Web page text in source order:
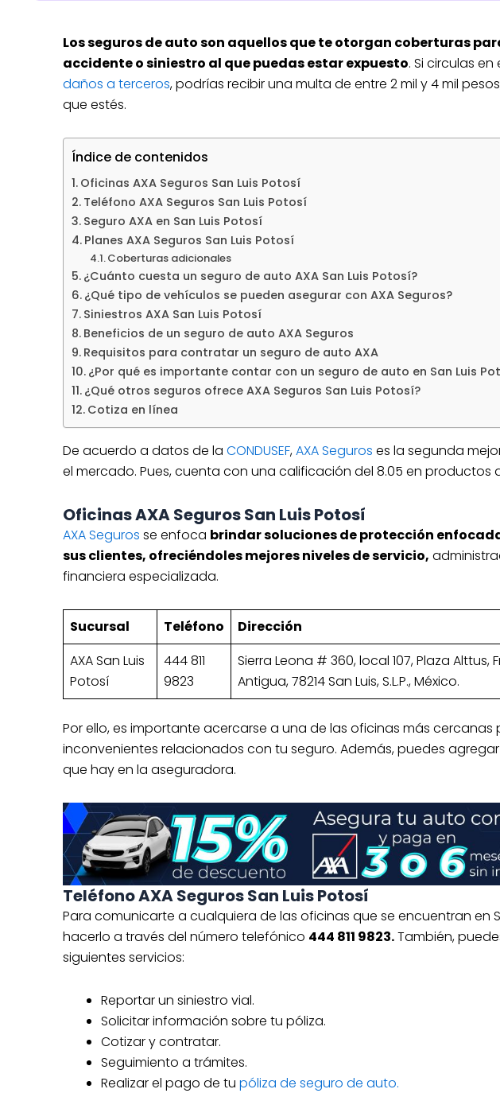
Los seguros de auto son aquellos que te otorgan coberturas
accidente o siniestro al que puedas estar expuesto. Si circulas
daños a terceros, podrías recibir una multa de entre 2 mil y 4 mil
que estés.
Índice de contenidos
Oficinas AXA Seguros San Luis Potosí
Teléfono AXA Seguros San Luis Potosí
Seguro AXA en San Luis Potosí
Planes AXA Seguros San Luis Potosí
Coberturas adicionales
¿Cuánto cuesta un seguro de auto AXA San Luis Potosí?
¿Qué tipo de vehículos se pueden asegurar con AXA Seguros?
Siniestros AXA San Luis Potosí
Beneficios de un seguro de auto AXA Seguros
Requisitos para contratar un seguro de auto AXA
¿Por qué es importante contar con un seguro de auto en San Luis
¿Qué otros seguros ofrece AXA Seguros San Luis Potosí?
Cotiza en línea
De acuerdo a datos de la CONDUSEF,AXA Seguros es la segunda
el mercado. Pues, cuenta con una calificación del 8.05 en productos
Oficinas AXA Seguros San Luis Potosí
AXA Seguros se enfoca brindar soluciones de protección
sus clientes, ofreciéndoles mejores niveles de servicio,
financiera especializada.
Sucursal Teléfono
Dirección
AXA San Luis
Potosí
444 811
9823
Sierra Leona # 360, local 107, Plaza
Antigua, 78214 San Luis, S.L.P., México.
Por ello, es importante acercarse a una de las oficinas más cercanas
inconvenientes relacionados con tu seguro. Además, puedes agregar
que hay en la aseguradora.
Teléfono AXA Seguros San Luis Potosí
Para comunicarte a cualquiera de las oficinas que se encuentran en
hacerlo a través del número telefónico 444 811 9823.También,
siguientes servicios:
Reportar un siniestro vial.
Solicitar información sobre tu póliza.
Cotizar y contratar.
Seguimiento a trámites.
Realizar el pago de tu póliza de seguro de auto.